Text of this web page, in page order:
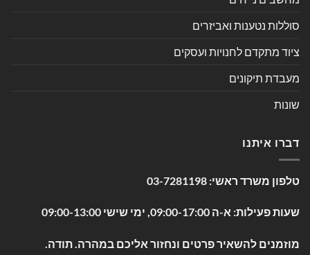
סוללות נטענות ואביזרים
ציוד מתקדם לחנויות ועסקים
מעבדת תיקונים
שונות
דברו איתנו
טלפון משרד ראשי: 03-7281198
שעות פעילות: א-ה 09:00-17:00, ימי שישי 09:00-13:00
מוזמנים להשאיר פרטים ונחזור אליכם במהרה. תודה.